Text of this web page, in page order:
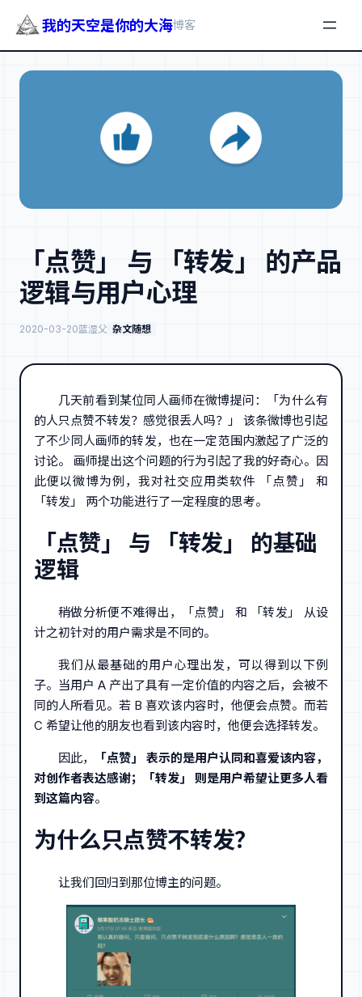
我的天空是你的大海博客
「点赞」 与 「转发」 的产品
逻辑与用户心理
2020-03-20蓝湿父 杂文随想
几天前看到某位同人画师在微博提问：「为什么有
的人只点赞不转发？感觉很丢人吗？」 该条微博也引起
了不少同人画师的转发，也在一定范围内激起了广泛的
讨论。 画师提出这个问题的行为引起了我的好奇心。因
此便以微博为例，我对社交应用类软件 「点赞」 和
「转发」 两个功能进行了一定程度的思考。
「点赞」 与 「转发」 的基础
逻辑
稍做分析便不难得出，「点赞」 和 「转发」 从设
计之初针对的用户需求是不同的。
我们从最基础的用户心理出发，可以得到以下例
子。当用户 A 产出了具有一定价值的内容之后，会被不
同的人所看见。若 B 喜欢该内容时，他便会点赞。而若
C 希望让他的朋友也看到该内容时，他便会选择转发。
因此，
「点赞」 表示的是用户认同和喜爱该内容，
对创作者表达感谢；「转发」 则是用户希望让更多人看
到这篇内容。
为什么只点赞不转发？
让我们回归到那位博主的问题。